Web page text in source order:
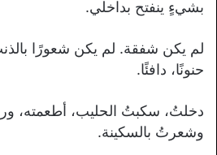
بشيءٍ ينفتح بداخلي.
لم يكن شفقة. لم يكن شعورًا
حنونًا، دافئًا.
دخلتُ، سكبتُ الحليب، أطعمته،
وشعرتُ بالسكينة.